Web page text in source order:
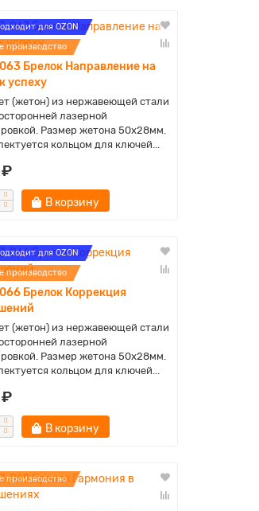
для OZON
производство
Брелок Направление на
успеху
(жетон) из нержавеющей стали
лазерной
Размер жетона 50х28мм.
кольцом для ключей...
В корзину
для OZON
производство
Брелок Коррекция
(жетон) из нержавеющей стали
лазерной
Размер жетона 50х28мм.
кольцом для ключей...
В корзину
производство